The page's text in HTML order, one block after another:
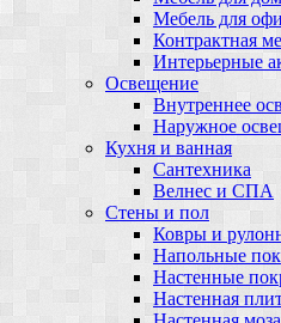
Мебель для
Контрактная
Интерьерные
Освещение
Внутреннее
Наружное
Кухня и ванная
Сантехника
Велнес и СПА
Стены и пол
Ковры и
Напольные
Настенные
Настенная